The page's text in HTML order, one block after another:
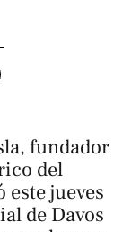
fundador
del
jueves
de Davos